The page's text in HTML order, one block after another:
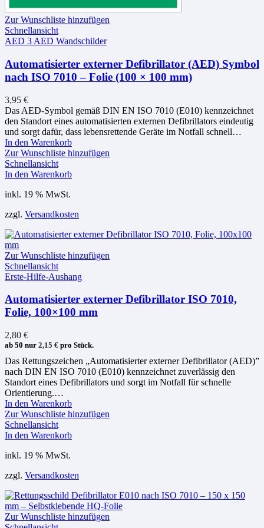
Zur Wunschliste hinzufügen
Schnellansicht
AED 3 AED Wandschilder
Automatisierter externer Defibrillator (AED) Symbol
nach ISO 7010 – Folie (100 × 100 mm)
3,95 €
Das AED-Symbol gemäß DIN EN ISO 7010 (E010) kennzeichnet
den Standort eines automatisierten externen Defibrillators eindeutig
und sorgt dafür, dass lebensrettende Geräte im Notfall schnell…
In den Warenkorb
Zur Wunschliste hinzufügen
Schnellansicht
In den Warenkorb
inkl. 19 % MwSt.
zzgl. Versandkosten
Zur Wunschliste hinzufügen
Schnellansicht
Erste-Hilfe-Aushang
Automatisierter externer Defibrillator ISO 7010,
Folie, 100×100 mm
2,80 €
ab 50 nur 2,15 € pro Stück.
Das Rettungszeichen „Automatisierter externer Defibrillator (AED)”
nach DIN EN ISO 7010 (E010) kennzeichnet zuverlässig den
Standort eines Defibrillators und sorgt im Notfall für schnelle
Orientierung.…
In den Warenkorb
Zur Wunschliste hinzufügen
Schnellansicht
In den Warenkorb
inkl. 19 % MwSt.
zzgl. Versandkosten
Zur Wunschliste hinzufügen